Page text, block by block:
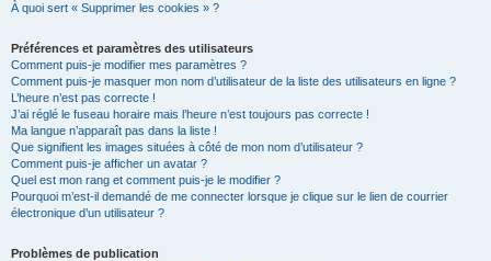
À quoi sert « Supprimer les cookies » ?
Préférences et paramètres des utilisateurs
Comment puis-je modifier mes paramètres ?
Comment puis-je masquer mon nom d’utilisateur de la liste des utilisateurs en ligne ?
L’heure n’est pas correcte !
J’ai réglé le fuseau horaire mais l’heure n’est toujours pas correcte !
Ma langue n’apparaît pas dans la liste !
Que signifient les images situées à côté de mon nom d’utilisateur ?
Comment puis-je afficher un avatar ?
Quel est mon rang et comment puis-je le modifier ?
Pourquoi m’est-il demandé de me connecter lorsque je clique sur le lien de courrier
électronique d’un utilisateur ?
Problèmes de publication